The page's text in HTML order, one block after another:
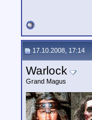
17.10.2008, 17:14
Warlock
Grand Magus